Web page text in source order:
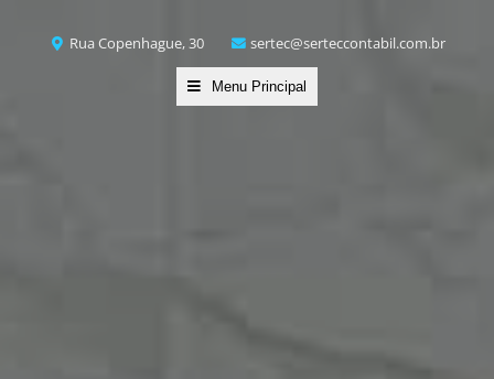
Rua Copenhague, 30 sertec@serteccontabil.com.br
Menu Principal